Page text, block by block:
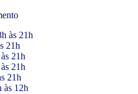
às 21h
21h
21h
21h
21h
às 12h